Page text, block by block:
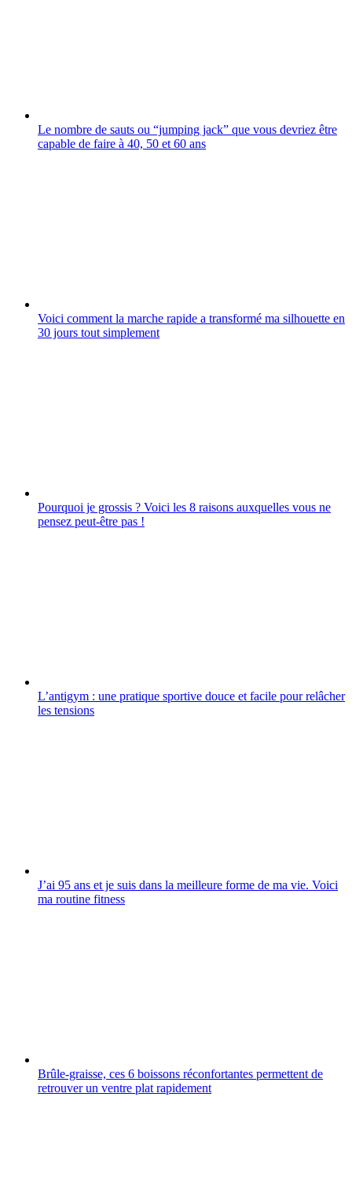
Le nombre de sauts ou “jumping jack” que vous devriez être
capable de faire à 40, 50 et 60 ans
Voici comment la marche rapide a transformé ma silhouette en
30 jours tout simplement
Pourquoi je grossis ? Voici les 8 raisons auxquelles vous ne
pensez peut-être pas !
L’antigym : une pratique sportive douce et facile pour relâcher
les tensions
J’ai 95 ans et je suis dans la meilleure forme de ma vie. Voici
ma routine fitness
Brûle-graisse, ces 6 boissons réconfortantes permettent de
retrouver un ventre plat rapidement